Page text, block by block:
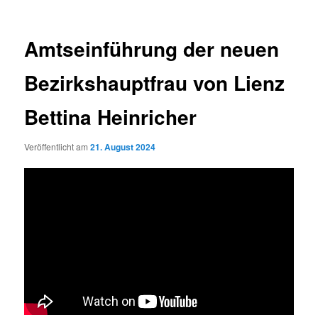
Amtseinführung der neuen
Bezirkshauptfrau von Lienz
Bettina Heinricher
Veröffentlicht am21. August 2024